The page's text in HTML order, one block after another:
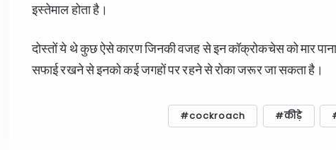
इस्तेमाल होता है।
दोस्तों ये थे कुछ ऐसे कारण जिनकी वजह से इन कॉक्रोकचेस को मार
सफाई रखने से इनको कई जगहों पर रहने से रोका जरूर जा सकता है।
cockroach कीड़े